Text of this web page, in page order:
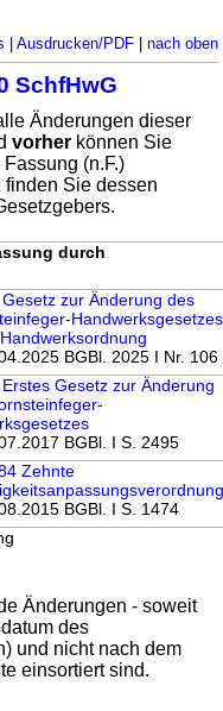
Ausdrucken/PDF| nach oben
SchfHwG
Änderungen dieser
vorher können Sie
(n.F.)
Sie dessen
durch
zur Änderung des
Handwerksgesetzes
BGBl. 2025 I Nr. 106
Gesetz zur Änderung
BGBl. I S. 2495
Zehnte
BGBl. I S. 1474
Änderungen - soweit
des
und nicht nach dem
einsortiert sind.